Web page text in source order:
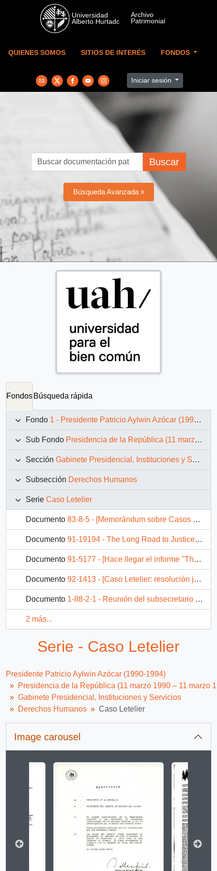
Skip to main content
QUIENES SOMOS SITIOS DE INTERÉS FONDOS
Iniciar sesión
Buscar
Búsqueda Avanzada »
Fondos Búsqueda rápida
Fondo 1 - Presidente Patricio Aylwin Azócar (1990-1994)
Sub Fondo Presidencia de la República (11 marzo 1990 – 11 marzo 1994)
Sección Gabinete Presidencial, Instituciones y Servicios
Subsección Derechos Humanos
Serie Caso Letelier
Documento 83-8-5 - [Memorándum sobre Casos Prats y Letelier]
Documento 91-19194 - The Long Road to Justice: A Report on the Letelier-Moffitt Case
Documento 91-5177 - [Hace llegar el informe "The Long Road to Justice: A Report on the Letelier - Moffitt Case"]
Documento 92-1413 - [Caso Letelier: resolución judicial del Ministro Bañados abre camino a la Verdad y la Justicia]
Documento 1-88-2-1 - Reunión del subsecretario de relaciones exteriores en Washington con el asesor jurídico del departamento de estado para tratar el “Caso Letelier”.
2 más...
Serie - Caso Letelier
Presidente Patricio Aylwin Azócar (1990-1994)
Presidencia de la República (11 marzo 1990 – 11 marzo
Gabinete Presidencial, Instituciones y Servicios
Derechos Humanos
Caso Letelier
Image carousel
Changing the current slide of this carousel will